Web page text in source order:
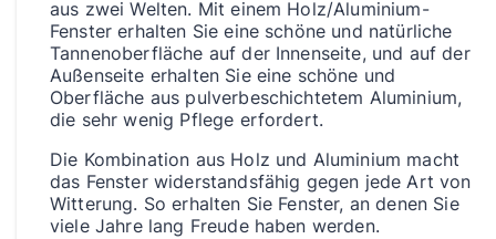
aus zwei Welten. Mit einem Holz/Aluminium-
Fenster erhalten Sie eine schöne und natürliche
Tannenoberfläche auf der Innenseite, und auf der
Außenseite erhalten Sie eine schöne und
Oberfläche aus pulverbeschichtetem Aluminium,
die sehr wenig Pflege erfordert.
Die Kombination aus Holz und Aluminium macht
das Fenster widerstandsfähig gegen jede Art von
Witterung. So erhalten Sie Fenster, an denen Sie
viele Jahre lang Freude haben werden.